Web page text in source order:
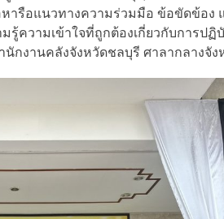
ารือแนวทางความร่วมมือ ข้อขัดข้อง
ความเข้าใจที่ถูกต้องเกี่ยวกับการปฏิ
กงานคลังจังหวัดชลบุรี ศาลากลางจัง